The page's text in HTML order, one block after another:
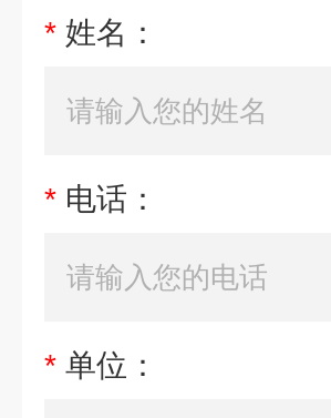
* 姓名：
* 电话：
* 单位：